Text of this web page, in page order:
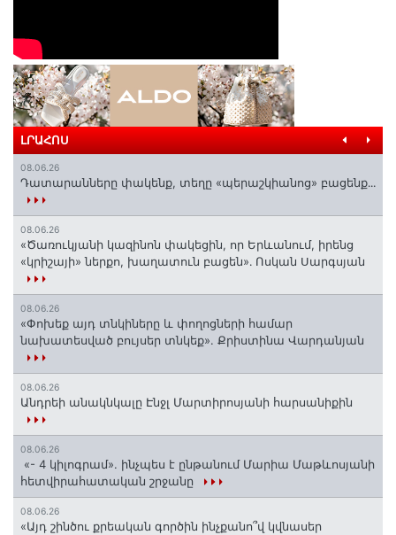
ԼՐԱՀՈՍ
08.06.26
Դատարանները փակենք, տեղը «պերաշկիանոց» բացենք․․․
08.06.26
«Ծառուկյանի կազինոն փակեցին, որ Երևանում, իրենց
«կրիշայի» ներքո, խաղատուն բացեն»․ Ոսկան Սարգսյան
08.06.26
«Փոխեք այդ տնկիները և փողոցների համար
նախատեսված բույսեր տնկեք». Քրիստինա Վարդանյան
08.06.26
Անդրեի անակնկալը Էնջլ Մարտիրոսյանի հարսանիքին
08.06.26
«- 4 կիլոգրամ». ինչպես է ընթանում Մարիա Մաթևոսյանի
հետվիրահատական շրջանը
08.06.26
«Այդ շինծու քրեական գործին ինչքանո՞վ կվնասեր